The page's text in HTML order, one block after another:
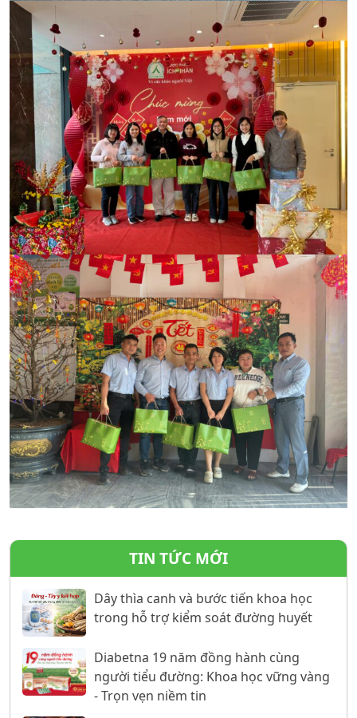
TIN TỨC MỚI
Dây thìa canh và bước tiến khoa học
trong hỗ trợ kiểm soát đường huyết
Diabetna 19 năm đồng hành cùng
người tiểu đường: Khoa học vững vàng
- Trọn vẹn niềm tin